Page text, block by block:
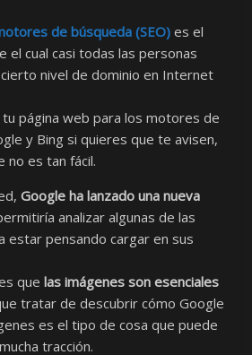
de búsqueda (SEO) es el
el cual casi todas las personas
nivel de dominio en Internet
página web para los motores de
y Bing si quieres que te avisen,
no es tan fácil.
Google ha lanzado una nueva
analizar algunas de las
estar pensando cargar en sus
quelas imágenes son esenciales
tratar de descubrir cómo Google
es el tipo de cosa que puede
tracción.